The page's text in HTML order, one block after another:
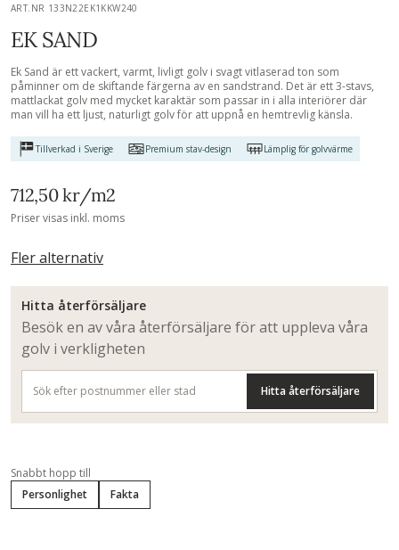
ART.NR 133N22EK1KKW240
EK SAND
Ek Sand är ett vackert, varmt, livligt golv i svagt vitlaserad ton som
påminner om de skiftande färgerna av en sandstrand. Det är ett 3-stavs,
mattlackat golv med mycket karaktär som passar in i alla interiörer där
man vill ha ett ljust, naturligt golv för att uppnå en hemtrevlig känsla.
Tillverkad i Sverige Premium stav-design Lämplig för golvvärme
712,50 kr/m2
Priser visas inkl. moms
Fler alternativ
Hitta återförsäljare
Besök en av våra återförsäljare för att uppleva våra
golv i verkligheten
Hitta återförsäljare
Snabbt hopp till
Personlighet
Fakta